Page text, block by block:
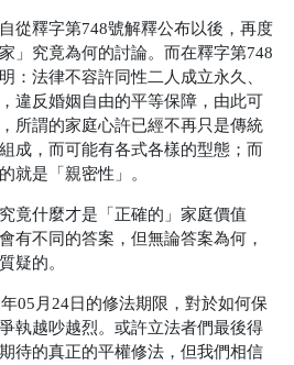
從釋字第748號解釋公布以後，再度
」究竟為何的討論。而在釋字第748
：法律不容許同性二人成立永久、
違反婚姻自由的平等保障，由此可
所謂的家庭心許已經不再只是傳統
成，而可能有各式各樣的型態；而
就是「親密性」。
竟什麼才是「正確的」家庭價值
有不同的答案，但無論答案為何，
疑的。
05月24日的修法期限，對於如何保
執越吵越烈。或許立法者們最後得
待的真正的平權修法，但我們相信